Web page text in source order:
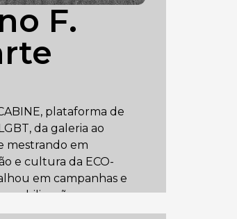
F.
plataforma de
da galeria ao
mestrando em
e cultura da ECO-
em campanhas e
mobilização como
Filme, plataforma